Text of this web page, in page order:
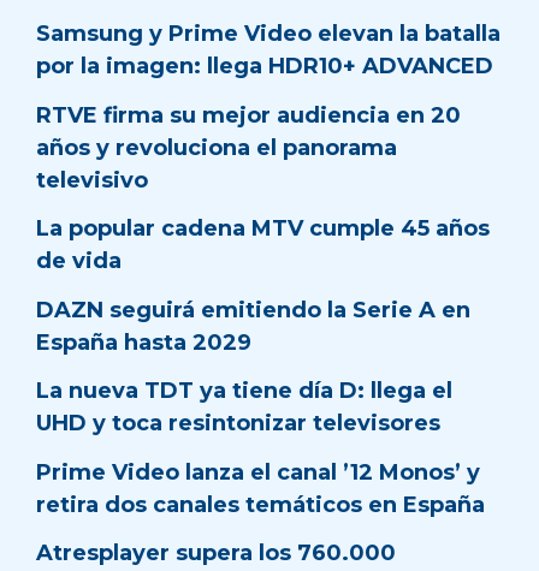
Samsung y Prime Video elevan la batalla
por la imagen: llega HDR10+ ADVANCED
RTVE firma su mejor audiencia en 20
años y revoluciona el panorama
televisivo
La popular cadena MTV cumple 45 años
de vida
DAZN seguirá emitiendo la Serie A en
España hasta 2029
La nueva TDT ya tiene día D: llega el
UHD y toca resintonizar televisores
Prime Video lanza el canal ’12 Monos’ y
retira dos canales temáticos en España
Atresplayer supera los 760.000